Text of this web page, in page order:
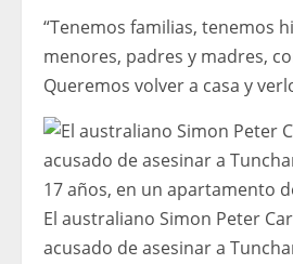
“Tenemos familias, tenemos
menores, padres y madres,
Queremos volver a casa y
El australiano Simon Peter
acusado de asesinar a